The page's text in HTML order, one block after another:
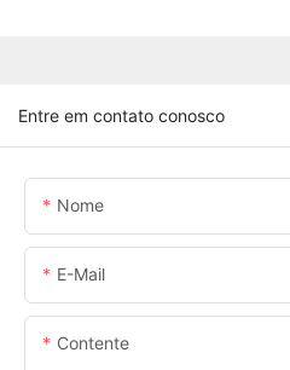
Entre em contato conosco
Nome
E-Mail
Contente